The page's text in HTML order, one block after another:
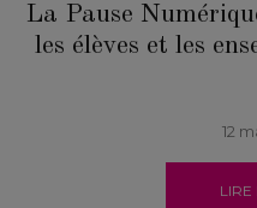
La Pause
les élèves et les
12
LIRE